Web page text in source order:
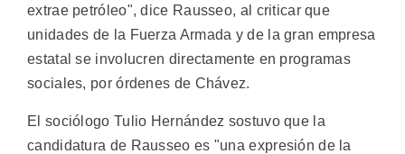
extrae petróleo", dice Rausseo, al criticar que
unidades de la Fuerza Armada y de la gran empresa
estatal se involucren directamente en programas
sociales, por órdenes de Chávez.
El sociólogo Tulio Hernández sostuvo que la
candidatura de Rausseo es "una expresión de la